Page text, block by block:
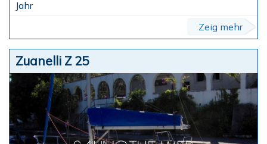
Zeig mehr
Zuanelli Z 25